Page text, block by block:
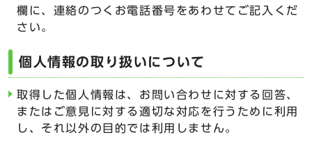
欄に、連絡のつくお電話番号をあわせてご記入くだ
さい。
個人情報の取り扱いについて
取得した個人情報は、お問い合わせに対する回答、
またはご意見に対する適切な対応を行うために利用
し、それ以外の目的では利用しません。